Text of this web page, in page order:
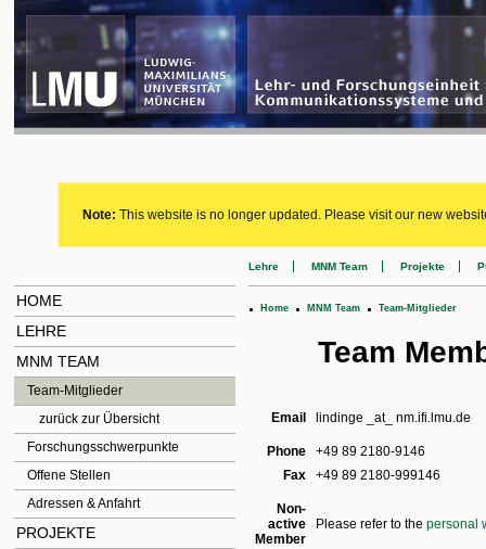
Note: This website is no longer updated. Please visit our new
HOME
LEHRE
MNM TEAM
Team-Mitglieder
zurück zur Übersicht
Forschungsschwerpunkte
Offene Stellen
Adressen & Anfahrt
PROJEKTE
Lehre MNM Team Projekte
. Home . MNM Team . Team-Mitglieder
Team
Email lindinge _at_ nm.ifi.lmu.de
Phone
+49 89 2180-9146
Fax
+49 89 2180-999146
Non-
active
Member
Please refer to thepersonal